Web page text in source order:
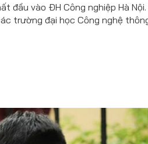
đầu vào ĐH Công nghiệp Hà
trường đại học Công nghệ